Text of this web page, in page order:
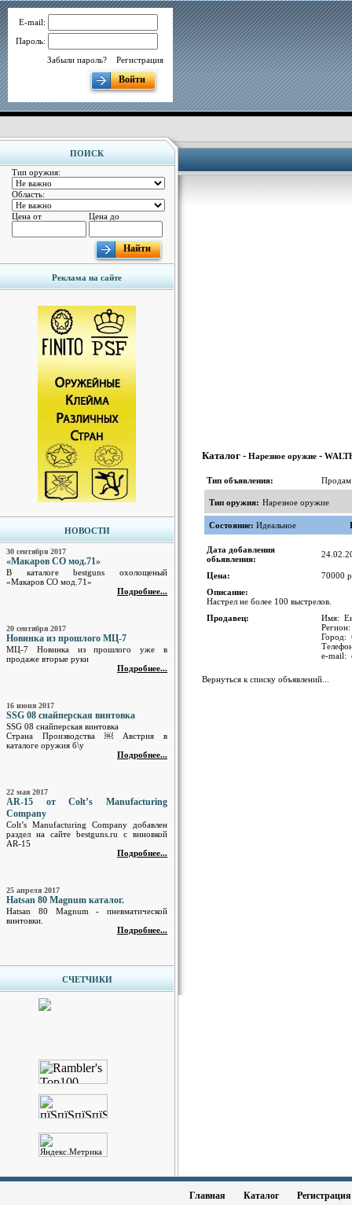
E-mail:
Пароль:
Забыли пароль?
Регистрация
Войти
ПОИСК
Тип оружия:
Область:
Цена от Цена до
Найти
Реклама на сайте
НОВОСТИ
30 сентября 2017
«Макаров СО мод.71»
В каталоге bestguns охолощеный
«Макаров СО мод.71»
Подробнее...
20 сентября 2017
Новинка из прошлого МЦ-7
МЦ-7 Новинка из прошлого уже в
продаже вторые руки
Подробнее...
16 июня 2017
SSG 08 снайперская винтовка
SSG 08 снайперская винтовка
Страна Производства ￼ Австрия в
каталоге оружия б\у
Подробнее...
22 мая 2017
AR-15 от Colt’s Manufacturing
Company
Colt’s Manufacturing Company добавлен
раздел на сайте bestguns.ru с виновкой
AR-15
Подробнее...
25 апреля 2017
Hatsan 80 Magnum каталог.
Hatsan 80 Magnum - пневматической
винтовки.
Подробнее...
СЧЕТЧИКИ
Каталог - Нарезное оружие -
Тип объявления: Продам
Тип оружия: Нарезное оружие
Состояние: Идеальное
Дата добавления
обьявления:
Цена:
70000
Описание:
Настрел не более 100 выстрелов.
Продавец:
Имя:
Город:
e-mail:
Вернуться к списку объявлений...
Главная Каталог